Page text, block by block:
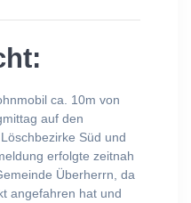
ca. 10m von
auf den
Süd und
erfolgte zeitnah
Überherrn, da
angefahren hat und